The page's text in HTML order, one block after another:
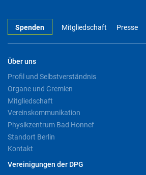
Spenden Mitgliedschaft Presse
Über uns
Profil und Selbstverständnis
Organe und Gremien
Mitgliedschaft
Vereinskommunikation
Physikzentrum Bad Honnef
Standort Berlin
Kontakt
Vereinigungen der DPG